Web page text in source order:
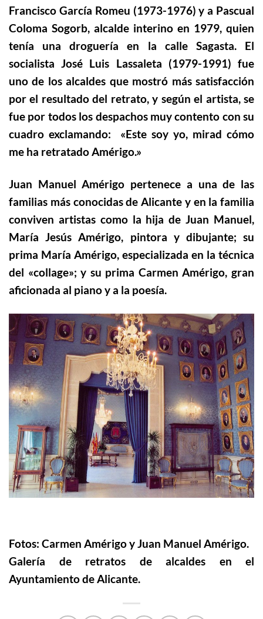
Francisco García Romeu (1973-1976) y a Pascual
Coloma Sogorb, alcalde interino en 1979, quien
tenía una droguería en la calle Sagasta. El
socialista José Luis Lassaleta (1979-1991) fue
uno de los alcaldes que mostró más satisfacción
por el resultado del retrato, y según el artista, se
fue por todos los despachos muy contento con su
cuadro exclamando: «Este soy yo, mirad cómo
me ha retratado Amérigo.»
Juan Manuel Amérigo pertenece a una de las
familias más conocidas de Alicante y en la familia
conviven artistas como la hija de Juan Manuel,
María Jesús Amérigo, pintora y dibujante; su
prima María Amérigo, especializada en la técnica
del «collage»; y su prima Carmen Amérigo, gran
aficionada al piano y a la poesía.
Fotos: Carmen Amérigo y Juan Manuel Amérigo.
Galería de retratos de alcaldes en el
Ayuntamiento de Alicante.